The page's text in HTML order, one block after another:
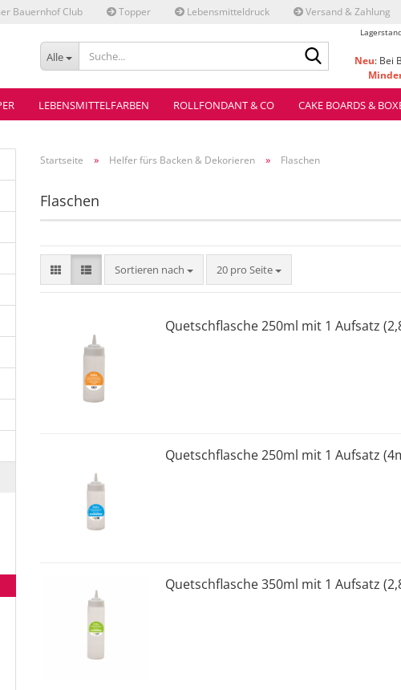
Bauernhof Club Topper Lebensmitteldruck Versand & Zahlung
Alle Neu: Bei
LEBENSMITTELFARBEN ROLLFONDANT & CO CAKE BOARDS &
Startseite » Helfer fürs Backen & Dekorieren » Flaschen
Flaschen
Sortieren nach
Sortieren nach 20 pro Seite
pro Seite
Quetschflasche 250ml mit 1 Aufsatz
Quetschflasche 250ml mit 1 Aufsatz
Quetschflasche 350ml mit 1 Aufsatz